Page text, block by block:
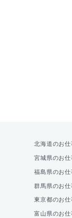
北海道のお仕
宮城県のお仕
福島県のお仕
群馬県のお仕
東京都のお仕
富山県のお仕